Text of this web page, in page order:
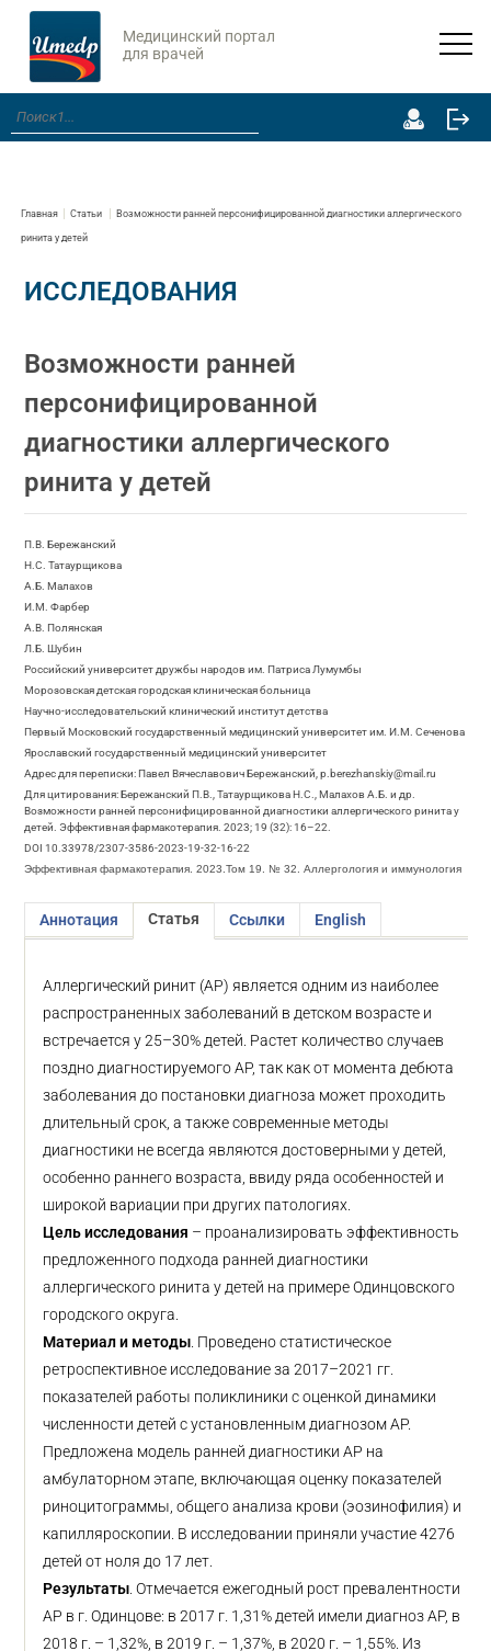
Медицинский портал
для врачей
Главная Статьи Возможности ранней персонифицированной диагностики аллергического
ринита у детей
ИССЛЕДОВАНИЯ
Возможности ранней
персонифицированной
диагностики аллергического
ринита у детей
П.В. Бережанский
Н.С. Татаурщикова
А.Б. Малахов
И.М. Фарбер
А.В. Полянская
Л.Б. Шубин
Российский университет дружбы народов им. Патриса Лумумбы
Морозовская детская городская клиническая больница
Научно-исследовательский клинический институт детства
Первый Московский государственный медицинский университет им. И.М. Сеченова
Ярославский государственный медицинский университет
Адрес для переписки: Павел Вячеславович Бережанский, p.berezhanskiy@mail.ru
Для цитирования: Бережанский П.В., Татаурщикова Н.С., Малахов А.Б. и др.
Возможности ранней персонифицированной диагностики аллергического ринита у
детей. Эффективная фармакотерапия. 2023; 19 (32): 16–22.
DOI 10.33978/2307-3586-2023-19-32-16-22
Эффективная фармакотерапия. 2023.Том 19. № 32. Аллергология и иммунология
Аннотация Статья Ссылки English
Аллергический ринит (АР) является одним из наиболее
распространенных заболеваний в детском возрасте и
встречается у 25–30% детей. Растет количество случаев
поздно диагностируемого АР, так как от момента дебюта
заболевания до постановки диагноза может проходить
длительный срок, а также современные методы
диагностики не всегда являются достоверными у детей,
особенно раннего возраста, ввиду ряда особенностей и
широкой вариации при других патологиях.
Цель исследования – проанализировать эффективность
предложенного подхода ранней диагностики
аллергического ринита у детей на примере Одинцовского
городского округа.
Материал и методы . Проведено статистическое
ретроспективное исследование за 2017–2021 гг.
показателей работы поликлиники с оценкой динамики
численности детей с установленным диагнозом АР.
Предложена модель ранней диагностики АР на
амбулаторном этапе, включающая оценку показателей
риноцитограммы, общего анализа крови (эозинофилия) и
капилляроскопии. В исследовании приняли участие 4276
детей от ноля до 17 лет.
Результаты . Отмечается ежегодный рост превалентности
АР в г. Одинцове: в 2017 г. 1,31% детей имели диагноз АР, в
2018 г. – 1,32%, в 2019 г. – 1,37%, в 2020 г. – 1,55%. Из